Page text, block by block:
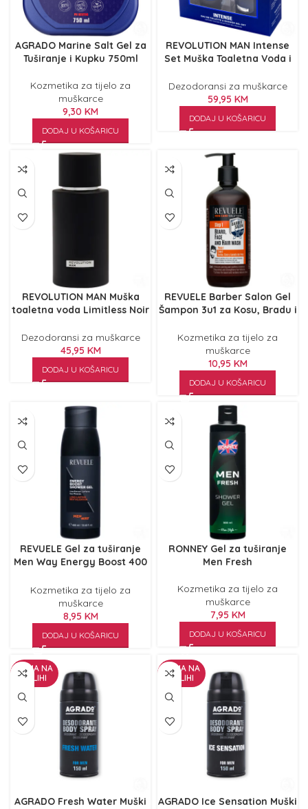
AGRADO Marine Salt Gel za
Tuširanje i Kupku 750ml
Kozmetika za tijelo za
muškarce
9,30 KM
DODAJ U KOŠARICU
REVOLUTION MAN Intense
Set Muška Toaletna Voda i
Dezodoransi za muškarce
59,95 KM
DODAJ U KOŠARICU
REVOLUTION MAN Muška
toaletna voda Limitless Noir
Dezodoransi za muškarce
45,95 KM
DODAJ U KOŠARICU
REVUELE Barber Salon Gel
Šampon 3u1 za Kosu, Bradu i
Kozmetika za tijelo za
muškarce
10,95 KM
DODAJ U KOŠARICU
REVUELE Gel za tuširanje
Men Way Energy Boost 400
Kozmetika za tijelo za
muškarce
8,95 KM
DODAJ U KOŠARICU
RONNEY Gel za tuširanje
Men Fresh
Kozmetika za tijelo za
muškarce
7,95 KM
DODAJ U KOŠARICU
NEMA NA
ZALIHI
AGRADO Fresh Water Muški
NEMA NA
ZALIHI
AGRADO Ice Sensation Muški